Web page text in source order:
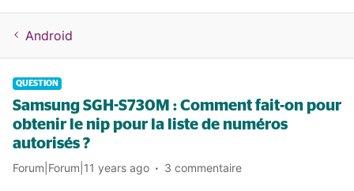
Android
QUESTION
Samsung SGH-S730M : Comment fait-on pour
obtenir le nip pour la liste de numéros
autorisés ?
Forum|Forum|11 years ago 3 commentaire